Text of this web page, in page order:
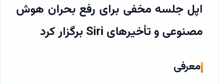
اپل جلسه مخفی برای رفع بحران هوش
مصنوعی و تأخیرهای Siri برگزار کرد
معرفی